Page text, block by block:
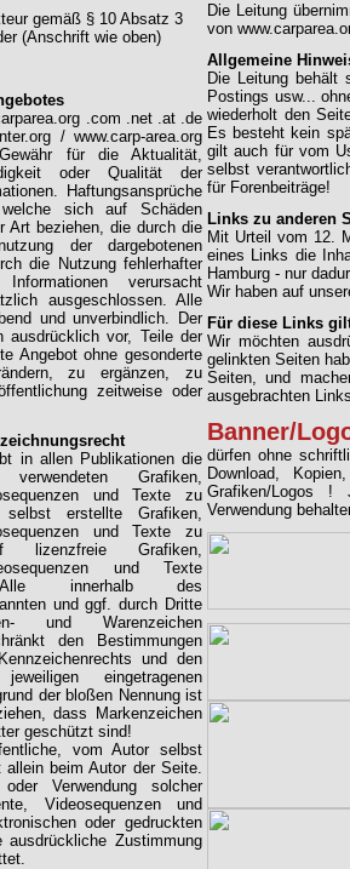
gemäß § 10 Absatz 3
(Anschrift wie oben)
.com .net .at .de
/ www.carp-area.org
für die Aktualität,
oder Qualität der
Haftungsansprüche
sich auf Schäden
Art beziehen, die durch die
der dargebotenen
die Nutzung fehlerhafter
verursacht
ausgeschlossen. Alle
und unverbindlich. Der
ausdrücklich vor, Teile der
Angebot ohne gesonderte
zu ergänzen, zu
zeitweise oder
in allen Publikationen die
Grafiken,
und Texte zu
erstellte Grafiken,
und Texte zu
Grafiken,
und Texte
Alle innerhalb des
und ggf. durch Dritte
und Warenzeichen
den Bestimmungen
und den
eingetragenen
der bloßen Nennung ist
dass Markenzeichen
geschützt sind!
vom Autor selbst
beim Autor der Seite.
Verwendung solcher
Videosequenzen und
oder gedruckten
ausdrückliche Zustimmung
Die Leitung
von
Allgemeine
Die Leitung behält
Postings usw...
wiederholt den
Es besteht kein
gilt auch für vom
selbst
für Forenbeiträge!
Links zu anderen
Mit Urteil vom 12.
eines Links die
Hamburg - nur
Wir haben auf
Für diese Links
Wir möchten
gelinkten Seiten
Seiten, und
ausgebrachten
Banner/
dürfen ohne
Download,
Grafiken/Logos !
Verwendung